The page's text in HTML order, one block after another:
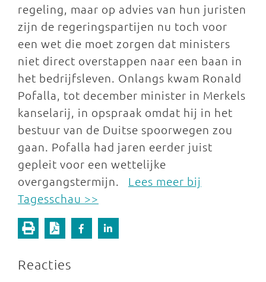
regeling, maar op advies van hun juristen
zijn de regeringspartijen nu toch voor
een wet die moet zorgen dat ministers
niet direct overstappen naar een baan in
het bedrijfsleven. Onlangs kwam Ronald
Pofalla, tot december minister in Merkels
kanselarij, in opspraak omdat hij in het
bestuur van de Duitse spoorwegen zou
gaan. Pofalla had jaren eerder juist
gepleit voor een wettelijke
overgangstermijn. Lees meer bij
Tagesschau >>
Reacties